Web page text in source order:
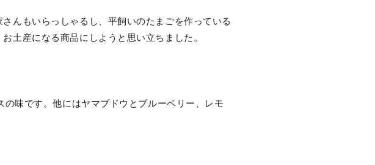
んもいらっしゃるし、平飼いのたまごを作っている
土産になる商品にしようと思い立ちました。
味です。他にはヤマブドウとブルーベリー、レモ